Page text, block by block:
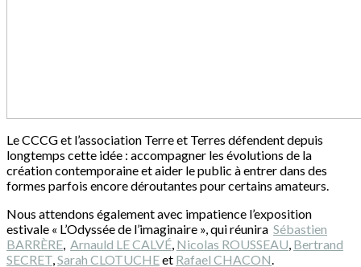
Le CCCG et l’association Terre et Terres défendent depuis
longtemps cette idée : accompagner les évolutions de la
création contemporaine et aider le public à entrer dans des
formes parfois encore déroutantes pour certains amateurs.
Nous attendons également avec impatience l’exposition
estivale « L’Odyssée de l’imaginaire », qui réunira Sébastien
BARRÈRE, Arnauld LE CALVÉ, Nicolas ROUSSEAU, Bertrand
SECRET,Sarah CLOTUCHEet Rafael CHACON.